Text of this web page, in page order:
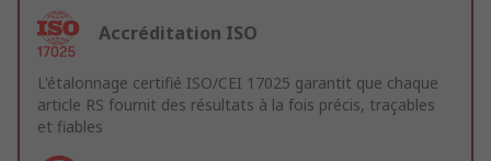
Accréditation ISO
L'étalonnage certifié ISO/CEI 17025 garantit que chaque
article RS fournit des résultats à la fois précis, traçables
et fiables